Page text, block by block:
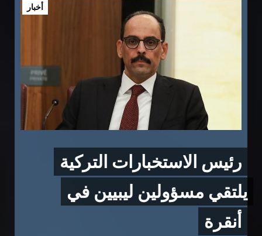
أخبار
رئيس الاستخبارات التركية
يلتقي مسؤولين ليبيين في
أنقرة